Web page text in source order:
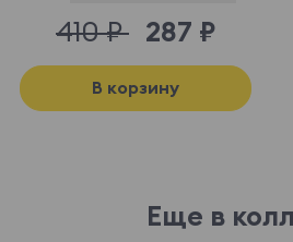
410 ₽ 287 ₽
В корзину
Еще в